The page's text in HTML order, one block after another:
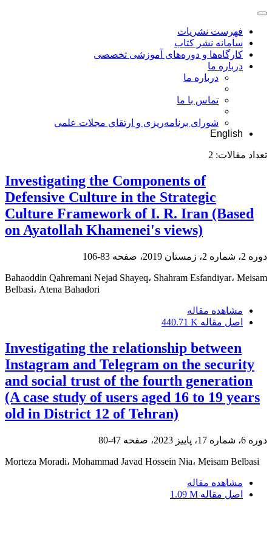
فهرست نشریات
سامانه نشر کتاب
کارگاه‌ها و دوره‌های آموزشی تخصصی
درباره ما
درباره ما
تماس با ما
شورای برنامه‌ریزی و ارتقای مجلات علمی
English
تعداد مقالات: 2
Investigating the Components of
Defensive Culture in the Strategic
Culture Framework of I. R. Iran (Based
on Ayatollah Khamenei's views)
دوره 2، شماره 2، زمستان 2019، صفحه 83-106
Bahaoddin Qahremani Nejad Shayeq، Shahram Esfandiyar، Meisam
Belbasi، Atena Bahadori
مشاهده مقاله
اصل مقاله 440.71 K
Investigating the relationship between
Instagram and Telegram on the security
and social trust of the fourth generation
(A case study of users aged 16 to 19 years
old in District 12 of Tehran)
دوره 6، شماره 17، پاییز 2023، صفحه 47-80
Morteza Moradi، Mohammad Javad Hossein Nia، Meisam Belbasi
مشاهده مقاله
اصل مقاله 1.09 M